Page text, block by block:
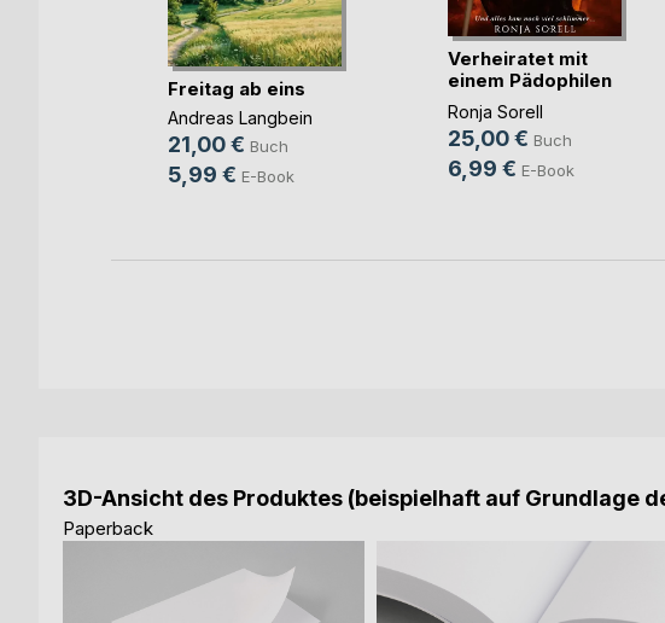
Freitag ab eins
Andreas Langbein
21,00 € Buch
5,99 € E-Book
Verheiratet mit
einem Pädophilen
u(...)
Ronja Sorell
25,00 € Buch
6,99 € E-Book
3D-Ansicht des Produktes (beispielhaft auf Grundlage
Paperback